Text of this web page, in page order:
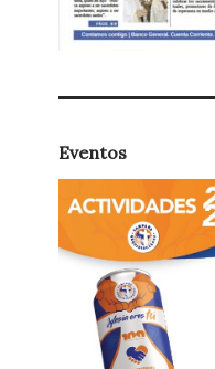
Eventos